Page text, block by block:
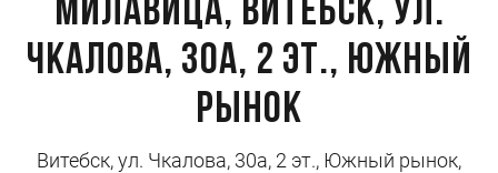
Милавица, Витебск, ул.
Чкалова, 30а, 2 эт., Южный
рынок
Витебск, ул. Чкалова, 30а, 2 эт., Южный рынок,